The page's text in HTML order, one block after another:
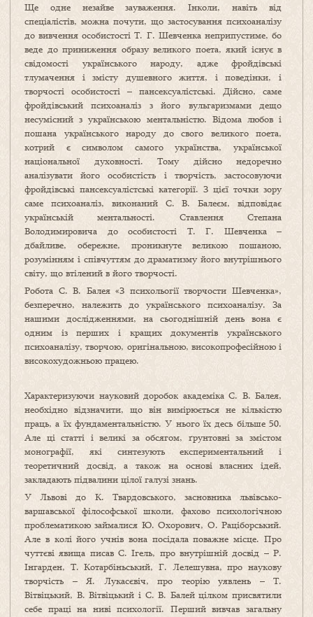
Ще одне незайве зауваження. Інколи, навіть від
спеціалістів, можна почути, що застосування психоаналізу
до вивчення особистості Т. Г. Шевченка неприпустиме, бо
веде до приниження образу великого поета, який існує в
свідомості українського народу, адже фройдівські
тлумачення і змісту душевного життя, і поведінки, і
творчості особистості – пансексуалістські. Дійсно, саме
фройдівський психоаналіз з його вульгаризмами дещо
несумісний з українською ментальністю. Відома любов і
пошана українського народу до свого великого поета,
котрий є символом самого українства, української
національної духовності. Тому дійсно недоречно
аналізувати його особистість і творчість, застосовуючи
фройдівські пансексуалістські категорії. З цієї точки зору
саме психоаналіз, виконаний С. В. Балеєм, відповідає
українській ментальності. Ставлення Степана
Володимировича до особистості Т. Г. Шевченка –
дбайливе, обережне, проникнуте великою пошаною,
розумінням і співчуттям до драматизму його внутрішнього
світу, що втілений в його творчості.
Робота С. В. Балея «З психольогії творчости Шевченка»,
безперечно, належить до українського психоаналізу. За
нашими дослідженнями, на сьогоднішній день вона є
одним із перших і кращих документів українського
психоаналізу, творчою, оригінальною, високопрофесійною і
високохудожньою працею.
Характеризуючи науковий доробок академіка С. В. Балея,
необхідно відзначити, що він вимірюється не кількістю
праць, а їх фундаментальністю. У нього їх десь більше 50.
Але ці статті і великі за обсягом, ґрунтовні за змістом
монографії, які синтезують експериментальний і
теоретичний досвід, а також на основі власних ідей,
закладають підвалини цілої галузі знань.
У Львові до К. Твардовського, засновника львівсько-
варшавської філософської школи, фахово психологічною
проблематикою займалися Ю. Охорович, О. Раціборський.
Але в колі його учнів вона посідала поважне місце. Про
чуттєві явища писав С. Ігель, про внутрішній досвід – Р.
Інгарден, Т. Котарбіньський, Г. Лелешувна, про наукову
творчість – Я. Лукасєвіч, про теорію уявлень – Т.
Вітвіцький, В. Вітвіцький і С. В. Балей цілком присвятили
себе праці на ниві психології. Перший вивчав загальну